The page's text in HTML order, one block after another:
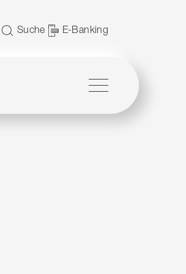
Suche E-Banking